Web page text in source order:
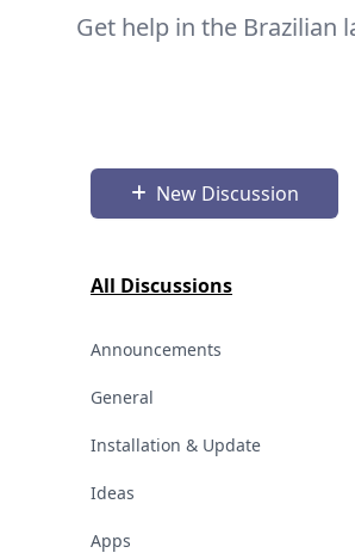
Get help in the Brazilian
New Discussion
All Discussions
Announcements
General
Installation & Update
Ideas
Apps